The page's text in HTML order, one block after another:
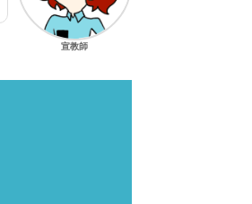
宣教師